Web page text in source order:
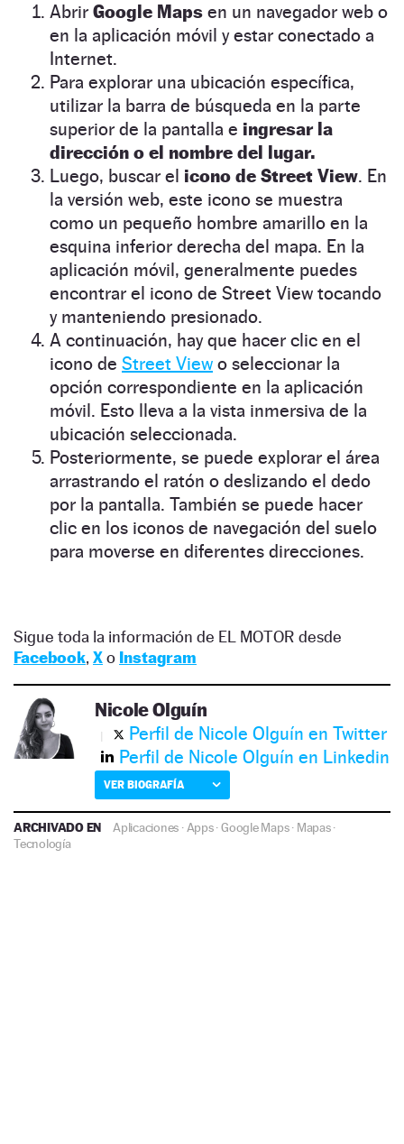
Abrir Google Maps en un navegador web o
en la aplicación móvil y estar conectado a
Internet.
Para explorar una ubicación específica,
utilizar la barra de búsqueda en la parte
superior de la pantalla e ingresar la
dirección o el nombre del lugar.
Luego, buscar el icono de Street View. En
la versión web, este icono se muestra
como un pequeño hombre amarillo en la
esquina inferior derecha del mapa. En la
aplicación móvil, generalmente puedes
encontrar el icono de Street View tocando
y manteniendo presionado.
A continuación, hay que hacer clic en el
icono de Street View o seleccionar la
opción correspondiente en la aplicación
móvil. Esto lleva a la vista inmersiva de la
ubicación seleccionada.
Posteriormente, se puede explorar el área
arrastrando el ratón o deslizando el dedo
por la pantalla. También se puede hacer
clic en los iconos de navegación del suelo
para moverse en diferentes direcciones.
Sigue toda la información de EL MOTOR desde
Facebook, Xo Instagram
Nicole Olguín
Perfil de Nicole Olguín en Twitter
Perfil de Nicole Olguín en Linkedin
VER BIOGRAFÍA
ARCHIVADO EN Aplicaciones · Apps·Google Maps· Mapas·
Tecnología